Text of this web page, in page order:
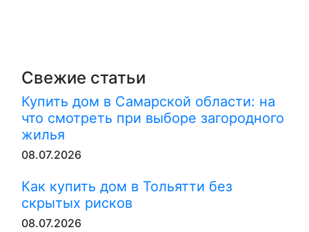
Свежие статьи
Купить дом в Самарской области: на
что смотреть при выборе загородного
жилья
08.07.2026
Как купить дом в Тольятти без
скрытых рисков
08.07.2026